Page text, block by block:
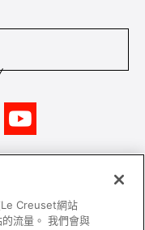
保養及使用
Creuset網站
的流量。 我們會與